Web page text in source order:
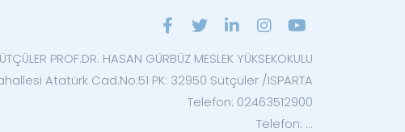
PROF.DR. HASAN GÜRBÜZ MESLEK YÜKSEKOKULU
Atatürk Cad.No:51 PK: 32950 Sütçüler /ISPARTA
Telefon: 02463512900
Telefon: ...